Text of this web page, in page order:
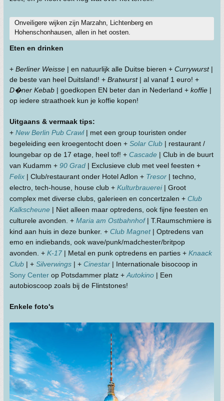
Onveiligere wijken zijn Marzahn, Lichtenberg en
Hohenschonhausen, allen in het oosten.
Eten en drinken
+ Berliner Weisse | en natuurlijk alle Duitse bieren + Currywurst|
de beste van heel Duitsland! + Bratwurst| al vanaf 1 euro! +
D�ner Kebab | goedkopen EN beter dan in Nederland + koffie |
op iedere straathoek kun je koffie kopen!
Uitgaans & vermaak tips:
+ New Berlin Pub Crawl| met een group touristen onder
begeleiding een kroegentocht doen + Solar Club | restaurant /
loungebar op de 17 etage, heel tof! + Cascade | Club in de buurt
van Kudamm + 90 Grad | Exclusieve club met veel feesten +
Felix | Club/restaurant onder Hotel Adlon + Tresor | techno,
electro, tech-house, house club + Kulturbrauerei| Groot
complex met diverse clubs, galerieen en concertzalen + Club
Kalkscheune | Niet alleen maar optredens, ook fijne feesten en
culturele avonden. + Maria am Ostbahnhof| T.Raumschmiere is
kind aan huis in deze bunker. + Club Magnet| Optredens van
emo en indiebands, ook wave/punk/madchester/britpop
avonden. + K-17 | Metal en punk optredens en parties + Knaack
Club | + Silverwings | + Cinestar | Internationale bisocoop in
Sony Center op Potsdammer platz + Autokino | Een
autobioscoop zoals bij de Flintstones!
Enkele foto's